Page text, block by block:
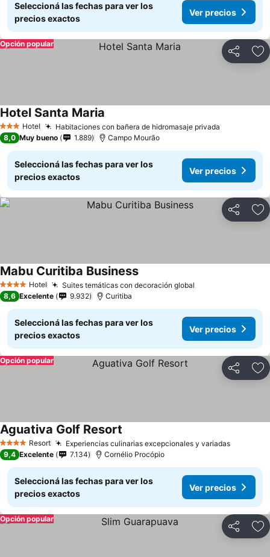
Seleccioná las fechas para ver los
precios exactos
Ver precios
Compartir
Opción popular
3 Estrellas
Hotel Habitaciones con bañera de hidromasaje privada
Hotel Santa Maria
8,0 Muy bueno 1.889 Campo Mourão
Seleccioná las fechas para ver los
precios exactos
Ver precios
Compartir
4 EstrellasHotel Suites temáticas con decoración global
Mabu Curitiba Business
8,6 Excelente 9.932 Curitiba
Seleccioná las fechas para ver los
precios exactos
Ver precios
Compartir
Opción popular
4 EstrellasResort Experiencias culinarias excepcionales y variadas
Aguativa Golf Resort
9,4 Excelente 7.134 Cornélio Procópio
Seleccioná las fechas para ver los
precios exactos
Ver precios
Compartir
Opción popular